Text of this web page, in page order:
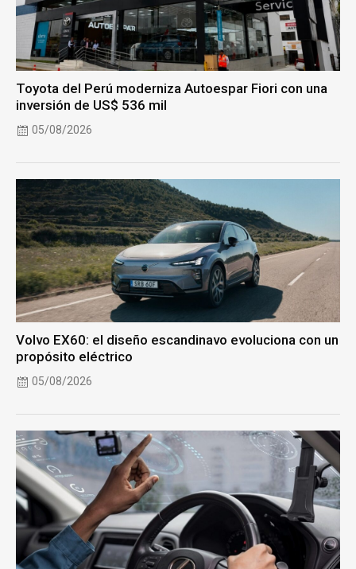
Toyota del Perú moderniza Autoespar Fiori con una
inversión de US$ 536 mil
05/08/2026
Volvo EX60: el diseño escandinavo evoluciona con un
propósito eléctrico
05/08/2026